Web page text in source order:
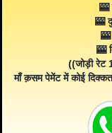
🎰
🎰
🎰
((जोड़ी
माँ क़सम पेमेंट में कोई